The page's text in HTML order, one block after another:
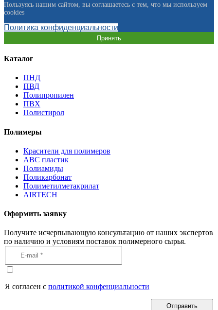
Пользуясь нашим сайтом, вы соглашаетесь с тем, что мы используем
cookies
Политика конфиденциальности
Принять
Каталог
ПНД
ПВД
Полипропилен
ПВХ
Полистирол
Полимеры
Красители для полимеров
АВС пластик
Полиамиды
Поликарбонат
Полиметилметакрилат
AIRTECH
Оформить заявку
Получите исчерпывающую консультацию от наших экспертов
по наличию и условиям поставок полимерного сырья.
Я согласен с политикой конфенциальности
Отправить